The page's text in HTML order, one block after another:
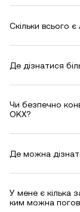
Скільки всього
Де дізнатися
Чи безпечно
OKX?
Де можна
У мене є кілька
ким можна